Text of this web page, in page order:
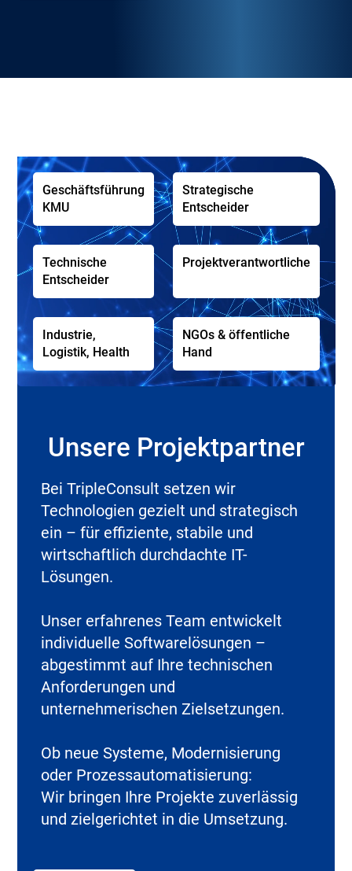
Unsere Projektpartner
Bei TripleConsult setzen wir
Technologien gezielt und strategisch
ein – für effiziente, stabile und
wirtschaftlich durchdachte IT-
Lösungen.
Unser erfahrenes Team entwickelt
individuelle Softwarelösungen –
abgestimmt auf Ihre technischen
Anforderungen und
unternehmerischen Zielsetzungen.
Ob neue Systeme, Modernisierung
oder Prozessautomatisierung:
Wir bringen Ihre Projekte zuverlässig
und zielgerichtet in die Umsetzung.
Geschäftsführung
KMU
Strategische
Entscheider
Technische
Entscheider
Projektverantwortliche
Industrie,
Logistik, Health
NGOs & öffentliche
Hand